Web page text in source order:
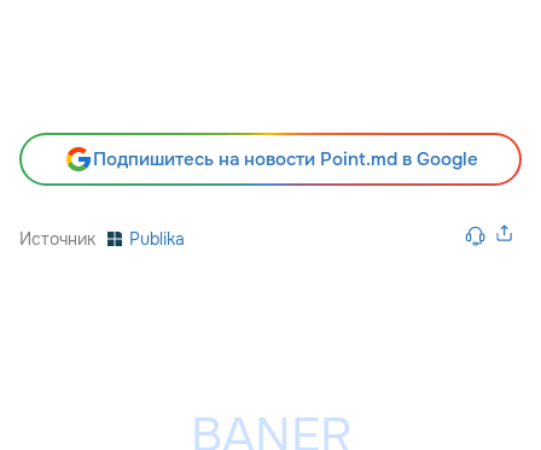
Подпишитесь на новости Point.md в Google
Источник Publika